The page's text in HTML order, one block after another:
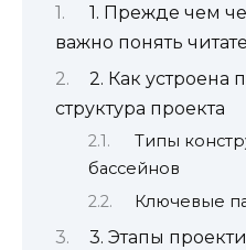
1. Прежде чем
важно понять
2. Как устроена
структура проекта
Типы
бассейнов
Ключевые
3. Этапы